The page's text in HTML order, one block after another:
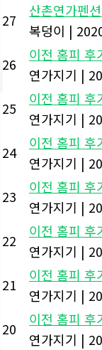
27
산촌연가펜
복덩이 |
26
이전 홈피
연가지기 |
25
이전 홈피
연가지기 |
24
이전 홈피
연가지기 |
23
이전 홈피
연가지기 |
22
이전 홈피
연가지기 |
21
이전 홈피
연가지기 |
20
이전 홈피
연가지기 |